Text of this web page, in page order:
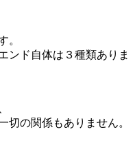
。
ンド自体は３種類ありま
切の関係もありません。